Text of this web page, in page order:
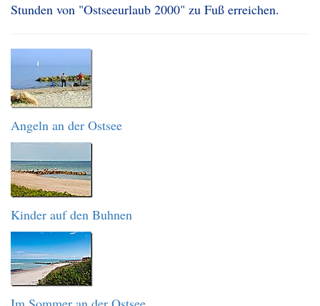
Stunden von "Ostseeurlaub 2000" zu Fuß erreichen.
Angeln an der Ostsee
Kinder auf den Buhnen